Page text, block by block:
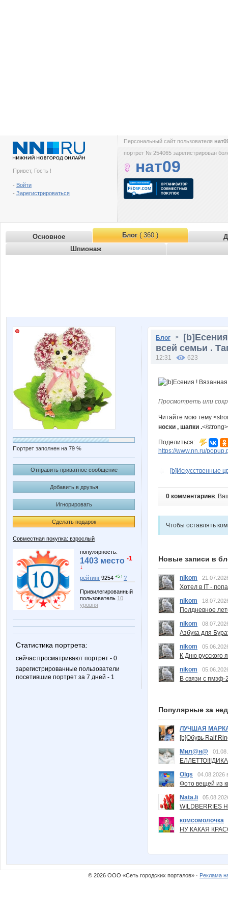
Привет, Гость !
- Войти
- Зарегистрироваться
Персональный сайт пользователя
портрет № 254065 зарегистрирован
нат09
Основное Блог( 360 )
Шпионаж
Портрет заполнен на 79 %
Отправить приватное сообщение
Добавить в друзья
Игнорировать
Сделать подарок
Совместная покупка: взрослый
популярность:
1403 место -1
↓
рейтинг 9254 +5 ↑ ?
Привилегированный
пользователь 10
уровня
Статистика портрета:
сейчас просматривают портрет - 0
зарегистрированные пользователи
посетившие портрет за 7 дней - 1
Блог >
всей семьи .
12:31 623
Просмотреть или
Читайте мою тему
носки , шапки .</
Поделиться:
https://www.nn.ru/
[b]Искусственные
0 комментариев.
Чтобы оставлять
Новые записи в
nikom
Хотел в IT -
nikom
Полдневное
nikom
Азбука для
nikom
К Дню русского
nikom
В связи с пмэф-
Популярные за
ЛУЧШАЯ
[b]Обувь Ralf
Мил@н@
Olgs
04.08.2026
Фото вещей из
Nata.li
комсомолочка
НУ КАКАЯ
© 2026 ООО «Сеть городских порталов» · Реклама